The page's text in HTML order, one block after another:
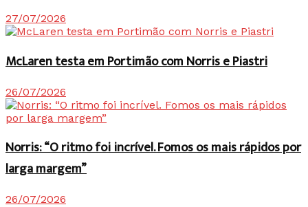
27/07/2026
McLaren testa em Portimão com Norris e Piastri
26/07/2026
Norris: “O ritmo foi incrível. Fomos os mais rápidos por
larga margem”
26/07/2026